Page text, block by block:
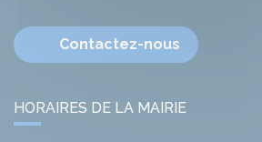
Contactez-nous
HORAIRES DE LA MAIRIE